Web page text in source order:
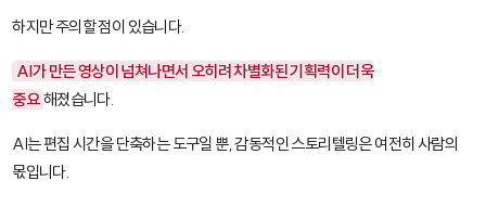
하지만 주의할 점이 있습니다.
AI가 만든 영상이 넘쳐나면서 오히려 차별화된 기획력이 더욱
중요 해졌습니다.
AI는 편집 시간을 단축하는 도구일 뿐, 감동적인 스토리텔링은 여전히 사람의
몫입니다.